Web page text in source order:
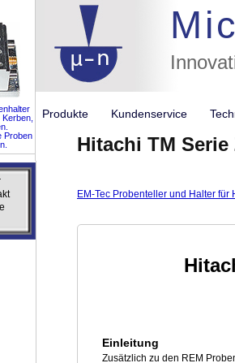
Proben
Produkte Kundenservice
Hitachi TM
EM-Tec Probenteller und Halter für
Einleitung
Zusätzlich zu den REM